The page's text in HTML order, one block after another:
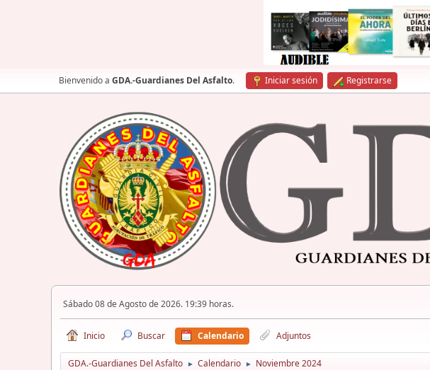
Bienvenido a GDA.-Guardianes Del Asfalto. Iniciar sesión Registrarse
Sábado 08 de Agosto de 2026. 19:39 horas.
Inicio Buscar Calendario Adjuntos
GDA.-Guardianes Del Asfalto ► Calendario ► Noviembre 2024